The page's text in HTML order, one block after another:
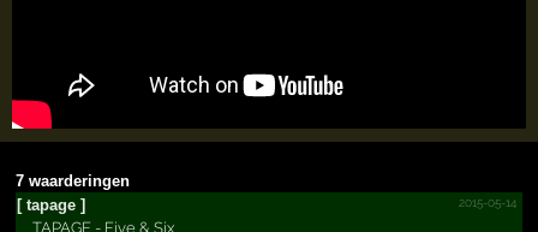
7 waarderingen
[ tapage ]
2015-05-14
TAPAGE - Five & Six